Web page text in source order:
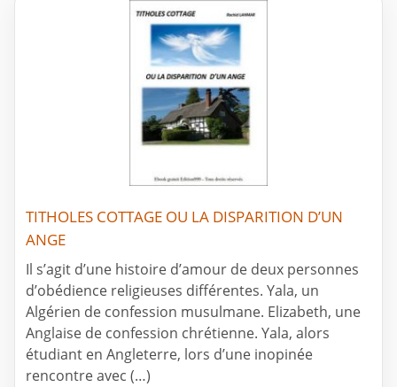
TITHOLES COTTAGE OU LA DISPARITION D’UN
ANGE
Il s’agit d’une histoire d’amour de deux personnes
d’obédience religieuses différentes. Yala, un
Algérien de confession musulmane. Elizabeth, une
Anglaise de confession chrétienne. Yala, alors
étudiant en Angleterre, lors d’une inopinée
rencontre avec (…)